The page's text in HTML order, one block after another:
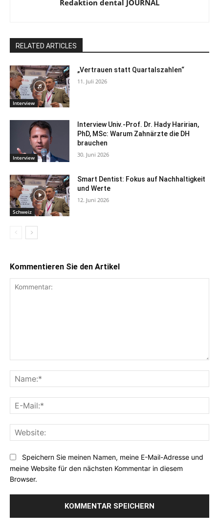
Redaktion dental JOURNAL
RELATED ARTICLES
Interview
„Vertrauen statt Quartalszahlen“
11. Juli 2026
Interview
Interview Univ.-Prof. Dr. Hady Haririan,
PhD, MSc: Warum Zahnärzte die DH
brauchen
30. Juni 2026
Schweiz
Smart Dentist: Fokus auf Nachhaltigkeit
und Werte
12. Juni 2026
Kommentieren Sie den Artikel
Speichern Sie meinen Namen, meine E-Mail-Adresse und
meine Website für den nächsten Kommentar in diesem
Browser.